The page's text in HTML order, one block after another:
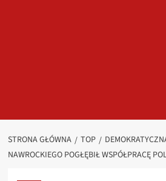
STRONA GŁÓWNA TOP
NAWROCKIEGO POGŁĘBIŁ WSPÓŁPRACĘ